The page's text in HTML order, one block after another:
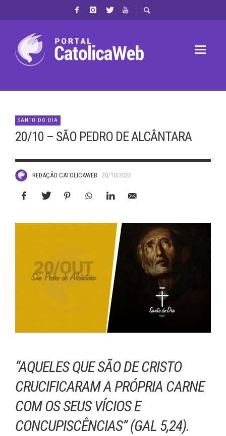
SANTO DO DIA
20/10 – SÃO PEDRO DE ALCÂNTARA
REDAÇÃO CATOLICAWEB 20/10/2022
“AQUELES QUE SÃO DE CRISTO
CRUCIFICARAM A PRÓPRIA CARNE
COM OS SEUS VÍCIOS E
CONCUPISCÊNCIAS” (GAL 5,24).